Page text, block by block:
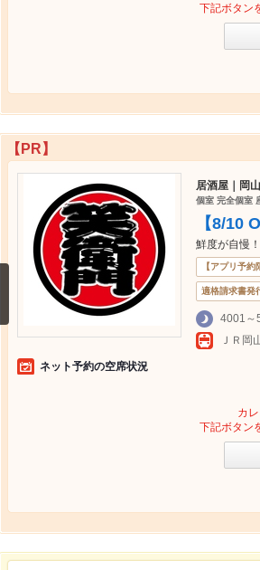
下記ボタン
【PR】
居酒屋｜岡
個室 完全個室
【8/10
鮮度が自慢
【アプリ予
適格請求書発
4001～
ネット予約の空席状況
カ
下記ボタン